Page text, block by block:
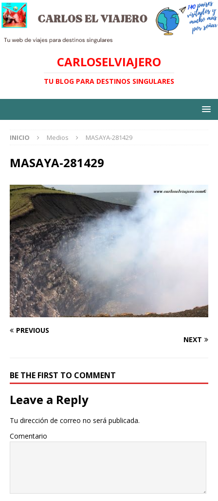
CARLOSELVIAJERO
TU BLOG PARA DESTINOS SINGULARES
INICIO Medios MASAYA-281429
MASAYA-281429
PREVIOUS
NEXT
BE THE FIRST TO COMMENT
Leave a Reply
Tu dirección de correo no será publicada.
Comentario